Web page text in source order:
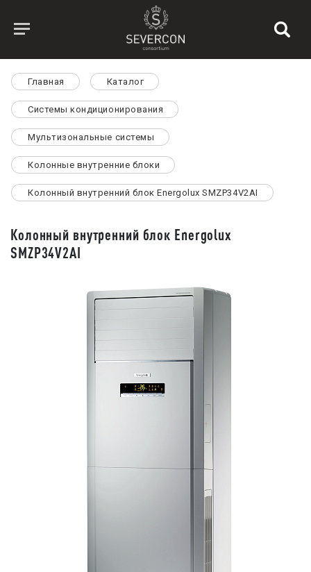
Главная Каталог
Системы кондиционирования
Мультизональные системы
Колонные внутренние блоки
Колонный внутренний блок Energolux SMZP34V2AI
Колонный внутренний блок Energolux
SMZP34V2AI